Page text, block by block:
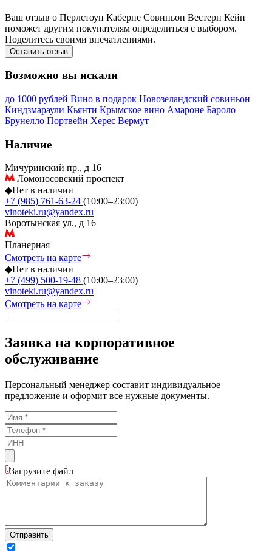
Ваш отзыв о Перлстоун Каберне Совиньон Вестерн Кейп
поможет другим покупателям определиться с выбором.
Поделитесь своими впечатлениями.
Оставить отзыв
Возможно вы искали
до 1000 рублей Вино в подарок Новозеландский совиньон
Киндзмараули Кьянти Крымское вино Амароне Бароло
Брунелло Портвейн Херес Вермут
Наличие
Мичуринский пр., д 16
Ломоносовский проспект
◆Нет в наличии
+7 (985) 761-63-24 (10:00–23:00)
vinoteki.ru@yandex.ru
Воротынская ул., д 16
Планерная
Смотреть на карте
◆Нет в наличии
+7 (499) 500-19-48 (10:00–23:00)
vinoteki.ru@yandex.ru
Смотреть на карте
Заявка на корпоративное
обслуживание
Персональный менеджер составит индивидуальное
предложение и оформит все нужные документы.
Загрузите файл
Отправить